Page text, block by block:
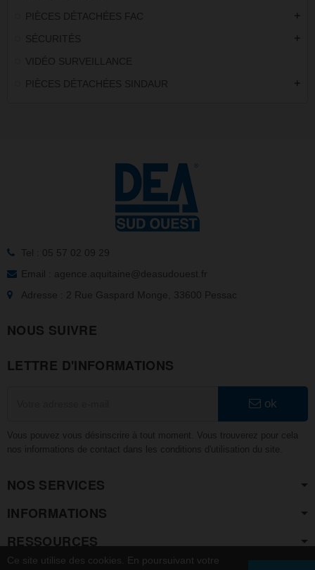
PIÈCES DÉTACHÉES FAC add
SÉCURITÉS add
VIDÉO SURVEILLANCE
PIÈCES DÉTACHÉES SINDAUR
add
Tel : 05 57 02 09 29
Email : agence.aquitaine@deasudouest.fr
Adresse : 2 Rue Gaspard Monge, 33600 Pessac
NOUS SUIVRE
LETTRE D'INFORMATIONS
ok
Vous pouvez vous désinscrire à tout moment. Vous trouverez pour cela
nos informations de contact dans les conditions d'utilisation du site.
NOS SERVICES
INFORMATIONS
RESSOURCES
Ce site utilise des cookies. En poursuivant votre